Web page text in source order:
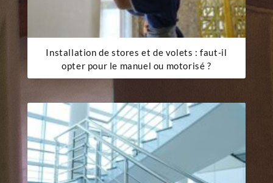
Installation de stores et de volets : faut-il
opter pour le manuel ou motorisé ?